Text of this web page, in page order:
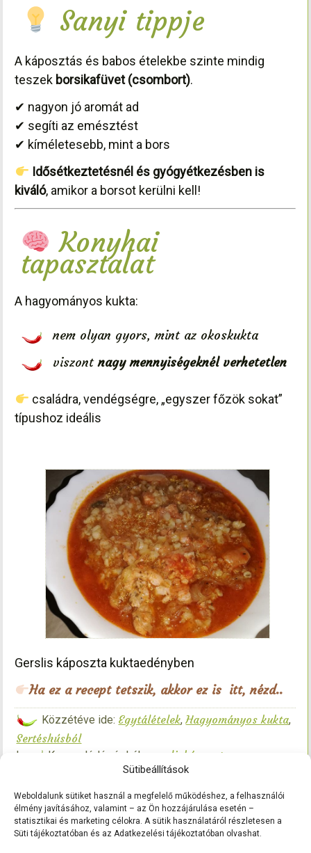
Sütibeállítások
Weboldalunk sütiket használ a megfelelő működéshez, a felhasználói
élmény javításához, valamint – az Ön hozzájárulása esetén –
statisztikai és marketing célokra. A sütik használatáról részletesen a
Süti tájékoztatóban és az Adatkezelési tájékoztatóban olvashat.
Sanyi tippje
A káposztás és babos ételekbe szinte mindig
teszek borsikafüvet (csombort).
✔ nagyon jó aromát ad
✔ segíti az emésztést
✔ kíméletesebb, mint a bors
Idősétkeztetésnél és gyógyétkezésben is
kiváló, amikor a borsot kerülni kell!
Konyhai
tapasztalat
A hagyományos kukta:
nem olyan gyors, mint az okoskukta
viszontnagy mennyiségeknél verhetetlen
családra, vendégségre, „egyszer főzök sokat”
típushoz ideális
Gerslis káposzta kuktaedényben
Ha ez a recept tetszik, akkor ez is itt, nézd..
Közzétéve ide: Egytálételek,Hagyományos kukta,
Sertéshúsból
| Kapcsolódó címkék: gersliskáposzta
húsoskáposzta gyorsan,húsoskáposzta kuktában